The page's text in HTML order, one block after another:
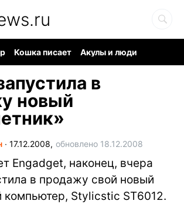
Кошка писает
Акулы и люди
в
новый
∙ 17.12.2008, обновлено 18.12.2008
Engadget, наконец, вчера
в продажу свой новый
Stylicstic ST6012.